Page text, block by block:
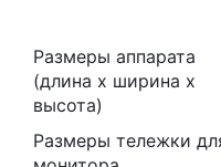
Размеры аппарата
(длина x ширина x
высота)
Размеры тележки